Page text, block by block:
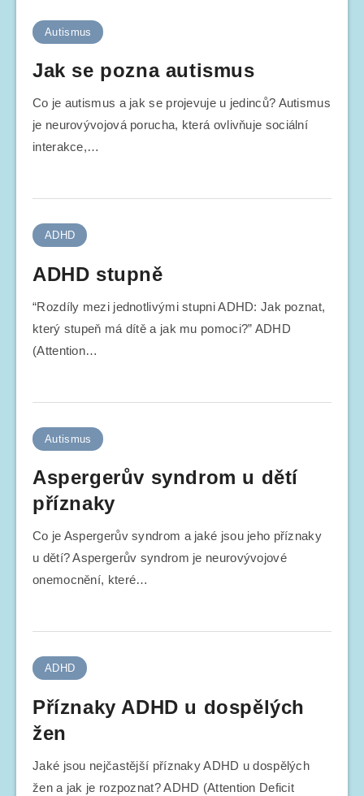
Autismus
Jak se pozna autismus
Co je autismus a jak se projevuje u jedinců? Autismus
je neurovývojová porucha, která ovlivňuje sociální
interakce,…
ADHD
ADHD stupně
“Rozdíly mezi jednotlivými stupni ADHD: Jak poznat,
který stupeň má dítě a jak mu pomoci?” ADHD
(Attention…
Autismus
Aspergerův syndrom u dětí
příznaky
Co je Aspergerův syndrom a jaké jsou jeho příznaky
u dětí? Aspergerův syndrom je neurovývojové
onemocnění, které…
ADHD
Příznaky ADHD u dospělých
žen
Jaké jsou nejčastější příznaky ADHD u dospělých
žen a jak je rozpoznat? ADHD (Attention Deficit